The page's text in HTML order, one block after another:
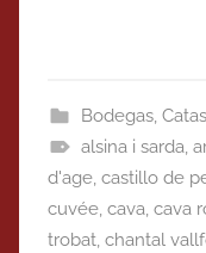
Bodegas, Catas
alsina i sarda,
d'age, castillo de
cuvée, cava, cava
trobat, chantal